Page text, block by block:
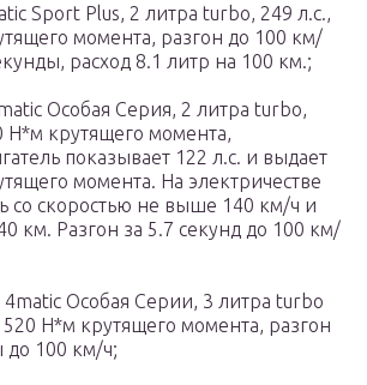
Sport Plus, 2 литра turbo, 249 л.с.,
момента, разгон до 100 км/
расход 8.1 литр на 100 км.;
Особая Серия, 2 литра turbo,
Н*м крутящего момента,
показывает 122 л.с. и выдает
момента. На электричестве
со скоростью не выше 140 км/ч и
км. Разгон за 5.7 секунд до 100 км/
4matic Особая Серии, 3 литра turbo
520 Н*м крутящего момента, разгон
до 100 км/ч;